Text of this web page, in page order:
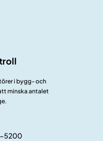
i bygg- och
minska antalet
5200